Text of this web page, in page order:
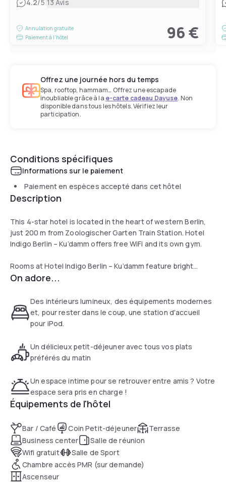
4.2/5|13 Avis
Annulation gratuite
Paiement à l'hôtel
96 €
Offrez une journée hors du temps
Spa, rooftop, hammam… Offrez une escapade
inoubliable grâce à la e-carte cadeau Dayuse. Non
disponible dans tous les hôtels. Vérifiez leur
participation.
Conditions spécifiques
Informations sur le paiement
Paiement en espèces accepté dans cet hôtel
Description
This 4-star hotel is located in the heart of western Berlin,
just 200 m from Zoologischer Garten Train Station. Hotel
Indigo Berlin – Ku’damm offers free WiFi and its own gym.
Rooms at Hotel Indigo Berlin – Ku’damm feature bright
modern interiors with wooden floors. All rooms are air-
bathrobe and Aveda toiletries.
Guests will find an iPod dock in each room as well as 32-inch
satellite channels. Landline calls are free within Germany
and 18 other countries including China and the USA, and
On adore...
Des intérieurs lumineux, des équipements modernes
et, pour rester dans le coup, une station d'accueil
pour iPod.
Un délicieux petit-déjeuner avec tous vos plats
préférés du matin
Un espace intime pour se retrouver entre amis ? Votre
espace sera pris en charge !
Équipements de l'hôtel
Bar / Café Coin Petit-déjeuner
Terrasse
Business center
Salle de réunion
Wifi gratuit
Salle de Sport
Chambre accès PMR (sur demande)
Ascenseur